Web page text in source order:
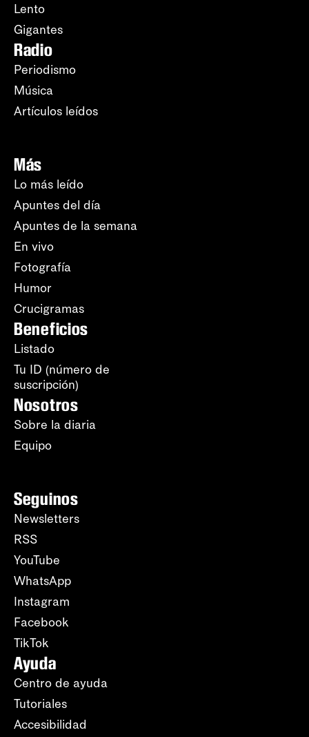
Lento
Gigantes
Radio
Periodismo
Música
Artículos leídos
Más
Lo más leído
Apuntes del día
Apuntes de la semana
En vivo
Fotografía
Humor
Crucigramas
Beneficios
Listado
Tu ID (número de
suscripción)
Nosotros
Sobre la diaria
Equipo
Seguinos
Newsletters
RSS
YouTube
WhatsApp
Instagram
Facebook
TikTok
Ayuda
Centro de ayuda
Tutoriales
Accesibilidad